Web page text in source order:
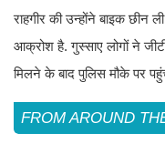
राहगीर की उन्होंने बाइक छीन
आक्रोश है. गुस्साए लोगों ने
मिलने के बाद पुलिस मौके पर
FROM AROUND